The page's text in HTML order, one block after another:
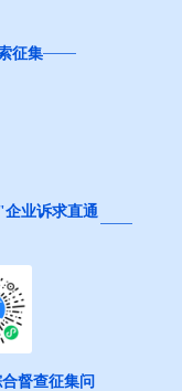
征集
业诉求直通
督查征集问